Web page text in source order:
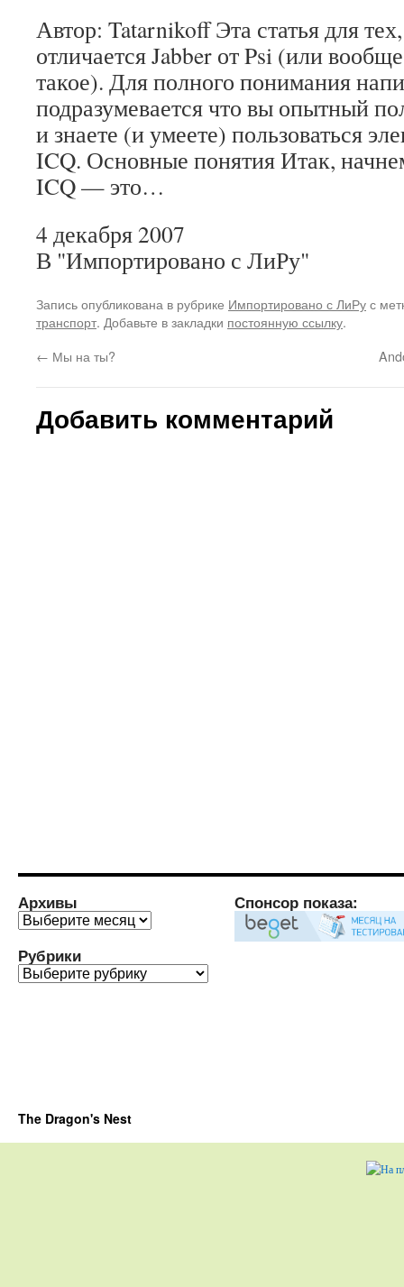
Автор: Tatarnikoff Эта статья для
отличается Jabber от Psi (или
такое). Для полного понимания
подразумевается что вы опытный
и знаете (и умеете) пользоваться
ICQ. Основные понятия Итак,
ICQ — это…
4 декабря 2007
В "Импортировано с ЛиРу"
Запись опубликована в рубрике Импортировано с ЛиРус
транспорт. Добавьте в закладки постоянную ссылку.
← Мы на ты?
Добавить комментарий
Архивы
Архивы
Рубрики
Рубрики
Спонсор показа:
The Dragon's Nest